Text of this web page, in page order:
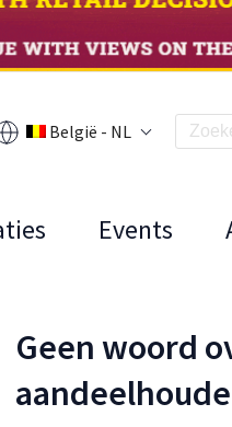
België - NL
Events
Geen woord